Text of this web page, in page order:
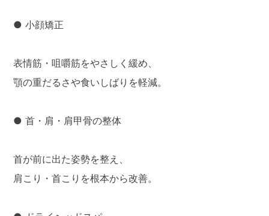
● 小顔矯正
表情筋・咀嚼筋をやさしく緩め、
顎の重だるさや食いしばりを軽減。
● 首・肩・肩甲骨の整体
首が前に出た姿勢を整え、
肩こり・首こりを根本から改善。